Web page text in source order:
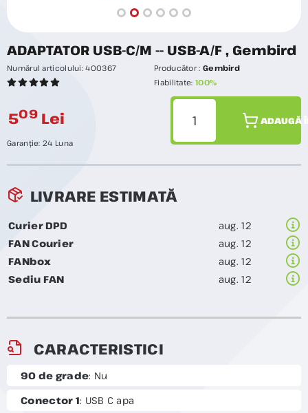
ADAPTATOR USB-C/M -- USB-A/F , Gembird
Numărul articolului:400367 Producător : Gembird
Fiabilitate: 100%
509 Lei
Garanție: 24 Luna
ADAUGĂ
LIVRARE ESTIMATĂ
Curier DPD
aug. 12
FAN Courier
aug. 12
FANbox
aug. 12
Sediu FAN
aug. 12
CARACTERISTICI
90 de grade: Nu
Conector 1: USB C apa